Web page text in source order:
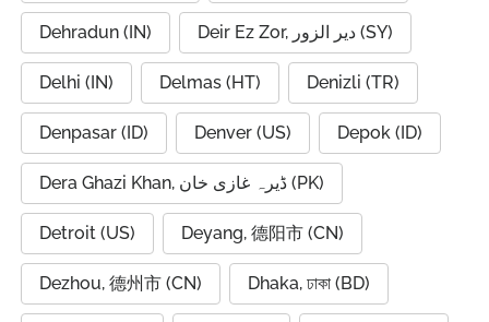
Dehradun (IN) Deir Ez Zor, دير الزور (SY)
Delhi (IN) Delmas (HT) Denizli (TR)
Denpasar (ID) Denver (US) Depok (ID)
Dera Ghazi Khan, ڈیرہ غازی خان (PK)
Detroit (US) Deyang, 德阳市 (CN)
Dezhou, 德州市 (CN) Dhaka, ঢাকা (BD)